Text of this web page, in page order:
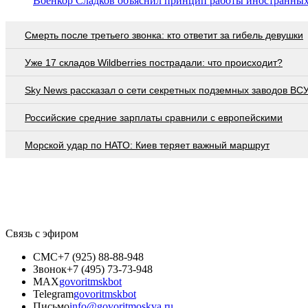
Смерть после третьего звонка: кто ответит за гибель девушки
Уже 17 складов Wildberries пострадали: что происходит?
Sky News рассказал о сети секретных подземных заводов
Российские средние зарплаты сравнили с европейскими
Морской удар по НАТО: Киев теряет важный маршрут
Связь с эфиром
СМС+7 (925) 88-88-948
Звонок+7 (495) 73-73-948
MAXgovoritmskbot
Telegramgovoritmskbot